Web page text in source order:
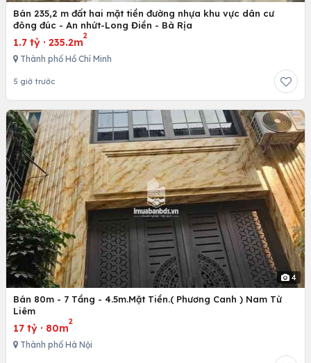
Bán 235,2 m đất hai mặt tiền đường nhựa khu vực dân cư
đông đúc - An nhứt-Long Điền - Bà Rịa
1.7 tỷ · 235.2m
2
Thành phố Hồ Chí Minh
5 giờ trước
4
Bán 80m - 7 Tầng - 4.5m.Mặt Tiền.( Phương Canh ) Nam Từ
Liêm
17 tỷ · 80m
2
Thành phố Hà Nội